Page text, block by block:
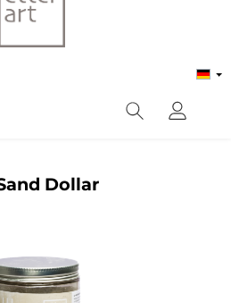
Dollar